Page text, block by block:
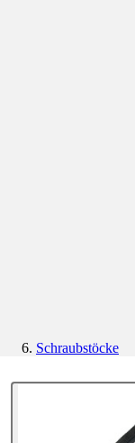
Schraubstöcke